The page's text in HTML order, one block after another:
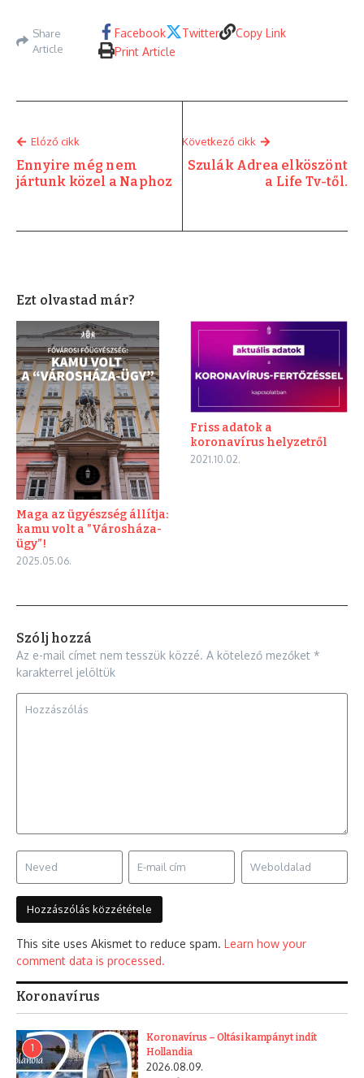
Share
Article
Facebook Twitter
Copy Link
Print Article
Elóző cikk
Ennyire még nem
jártunk közel a Naphoz
Következő cikk
Szulák Adrea elköszönt
a Life Tv-től.
Ezt olvastad már?
Maga az ügyészség állítja:
kamu volt a ”Városháza-
ügy”!
2025.05.06.
Friss adatok a
koronavírus helyzetről
2021.10.02.
Szólj hozzá
Az e-mail címet nem tesszük közzé. A kötelező mezőket *
karakterrel jelöltük
This site uses Akismet to reduce spam. Learn how your
comment data is processed.
Koronavírus
1
Koronavírus – Oltási kampányt indít
Hollandia
2026.08.09.